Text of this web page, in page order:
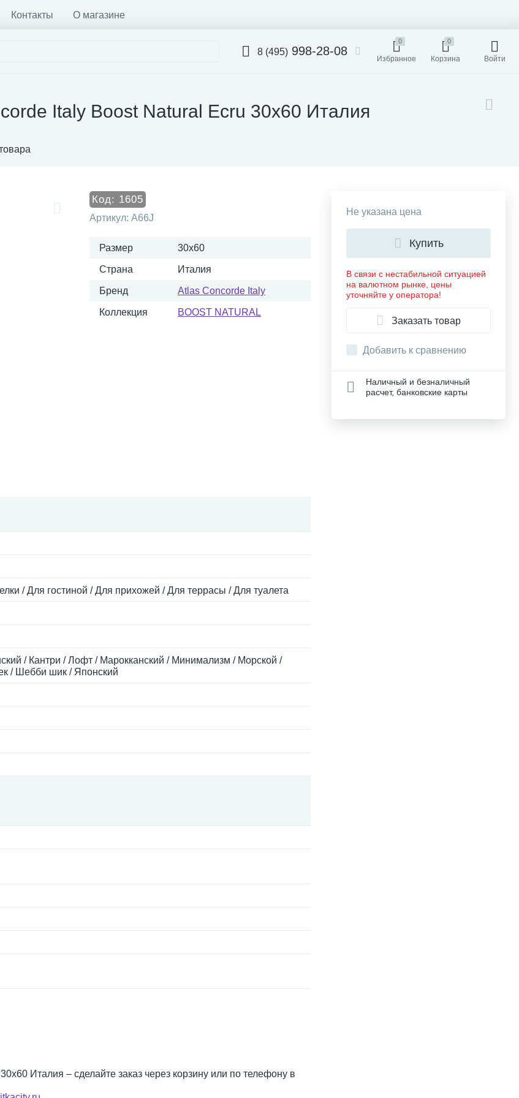
Контакты О магазине
8 (495) 998-28-08
0
Избранное
0
Корзина Войти
Italy Boost Natural Ecru 30x60 Италия
Код: 1605
Артикул: A66J
Размер 30x60
Страна Италия
Бренд Atlas Concorde Italy
Коллекция BOOST NATURAL
/ Для гостиной / Для прихожей / Для террасы / Для туалета
/ Кантри / Лофт / Марокканский / Минимализм / Морской /
/ Шебби шик / Японский
Италия – сделайте заказ через корзину или по телефону в
Не указана цена
Купить
В связи с нестабильной ситуацией
на валютном рынке, цены
уточняйте у оператора!
Заказать товар
Добавить к сравнению
Наличный и безналичный
расчет, банковские карты